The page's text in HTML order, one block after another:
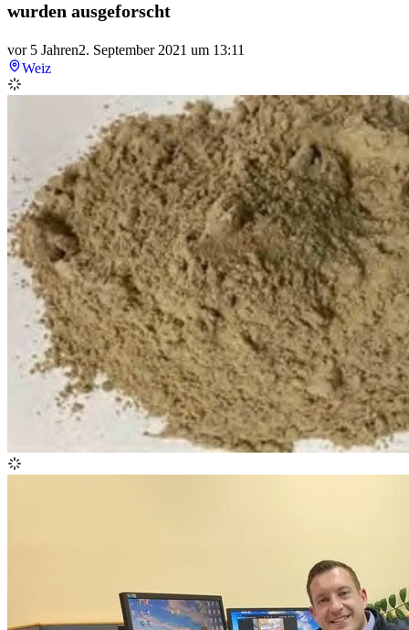
wurden ausgeforscht
vor 5 Jahren2. September 2021 um 13:11
Weiz